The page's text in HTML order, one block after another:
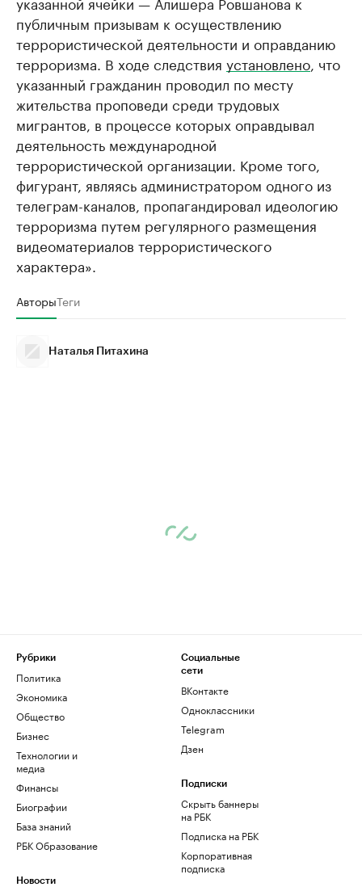
публичным призывам к осуществлению
террористической деятельности и оправданию
терроризма. В ходе следствия установлено , что
указанный гражданин проводил по месту
жительства проповеди среди трудовых
мигрантов, в процессе которых оправдывал
деятельность международной
террористической организации. Кроме того,
фигурант, являясь администратором одного из
телеграм-каналов, пропагандировал идеологию
терроризма путем регулярного размещения
видеоматериалов террористического
характера».
АвторыТеги
Наталья Питахина
Рубрики
Политика
Экономика
Общество
Бизнес
Технологии и
медиа
Финансы
Биографии
База знаний
РБК Образование
Новости
Социальные
сети
ВКонтакте
Одноклассники
Telegram
Дзен
Подписки
Скрыть баннеры
на РБК
Подписка на РБК
Корпоративная
подписка